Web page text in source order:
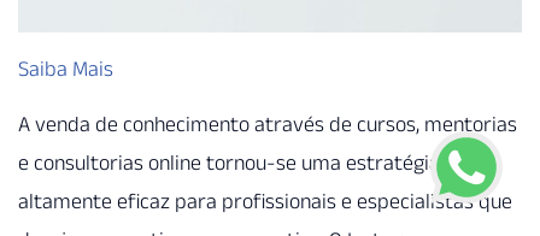
Saiba Mais
A venda de conhecimento através de cursos, mentorias
e consultorias online tornou-se uma estratégia
altamente eficaz para profissionais e especialistas que